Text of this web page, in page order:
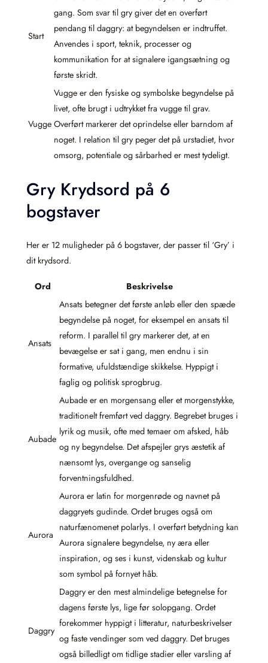
Start
gang. Som svar til gry giver det en overført
pendang til daggry: at begyndelsen er indtruffet.
Anvendes i sport, teknik, processer og
kommunikation for at signalere igangsætning og
første skridt.
Vugge
Vugge er den fysiske og symbolske begyndelse på
livet, ofte brugt i udtrykket fra vugge til grav.
Overført markerer det oprindelse eller barndom af
noget. I relation til gry peger det på urstadiet, hvor
omsorg, potentiale og sårbarhed er mest tydeligt.
Gry Krydsord på 6
bogstaver
Her er 12 muligheder på 6 bogstaver, der passer til ‘Gry’ i
dit krydsord.
Ord Beskrivelse
Ansats
Ansats betegner det første anløb eller den spæde
begyndelse på noget, for eksempel en ansats til
reform. I parallel til gry markerer det, at en
bevægelse er sat i gang, men endnu i sin
formative, ufuldstændige skikkelse. Hyppigt i
faglig og politisk sprogbrug.
Aubade
Aubade er en morgensang eller et morgenstykke,
traditionelt fremført ved daggry. Begrebet bruges i
lyrik og musik, ofte med temaer om afsked, håb
og ny begyndelse. Det afspejler grys æstetik af
nænsomt lys, overgange og sanselig
forventningsfuldhed.
Aurora
Aurora er latin for morgenrøde og navnet på
daggryets gudinde. Ordet bruges også om
naturfænomenet polarlys. I overført betydning kan
Aurora signalere begyndelse, ny æra eller
inspiration, og ses i kunst, videnskab og kultur
som symbol på fornyet håb.
Daggry
Daggry er den mest almindelige betegnelse for
dagens første lys, lige før solopgang. Ordet
forekommer hyppigt i litteratur, naturbeskrivelser
og faste vendinger som ved daggry. Det bruges
også billedligt om tidlige stadier eller varsling af